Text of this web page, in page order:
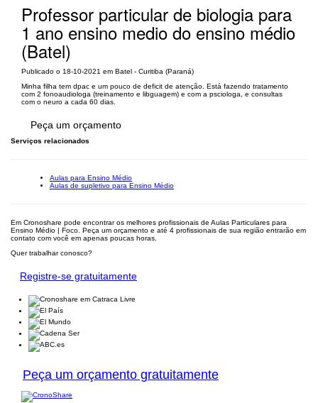
Professor particular de biologia para
1 ano ensino medio do ensino médio
(Batel)
Publicado o 18-10-2021 em Batel - Curitiba (Paraná)
Minha filha tem dpac e um pouco de deficit de atenção. Está fazendo tratamento
com 2 fonoaudiologa (treinamento e libguagem) e com a psciologa, e consultas
com o neuro a cada 60 dias.
Peça um orçamento
Serviços relacionados
Aulas para Ensino Médio
Aulas de supletivo para Ensino Médio
Em Cronoshare pode encontrar os melhores profissionais de Aulas Particulares para
Ensino Médio | Foco. Peça um orçamento e até 4 profissionais de sua região entrarão em
contato com você em apenas poucas horas.
Quer trabalhar conosco?
Registre-se gratuitamente
Peça um orçamento gratuitamente